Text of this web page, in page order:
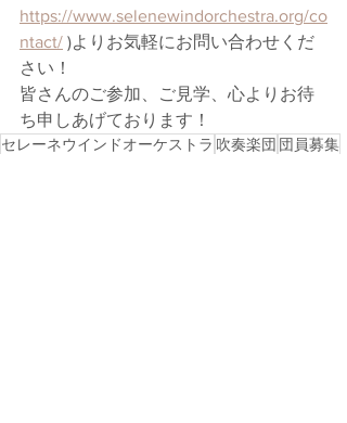
https://www.selenewindorchestra.org/co
ntact/ )よりお気軽にお問い合わせくだ
さい！
皆さんのご参加、ご見学、心よりお待
ち申しあげております！
セレーネウインドオーケストラ 吹奏楽団 団員募集